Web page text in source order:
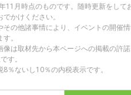
月時点のものです。随時更新をして
かけください。
の他諸事情により、イベントの開催
。
は取材先から本ページへの掲載の許
す。
％ないし10％の内税表示です。